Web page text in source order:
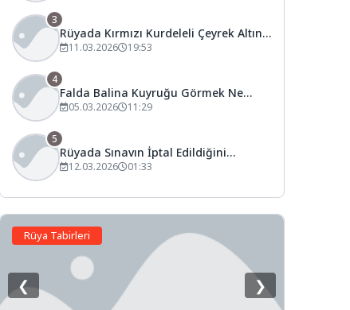
3
Rüyada Kırmızı Kurdeleli Çeyrek Altın
Görmek Ne Anlama Gelir?
11.03.2026 19:53
4
Falda Balina Kuyruğu Görmek Ne
Anlama Gelir?
05.03.2026 11:29
5
Rüyada Sınavın İptal Edildiğini
Görmek Ne Anlama Gelir?
12.03.2026 01:33
Rüya Tabirleri
❮ ❯